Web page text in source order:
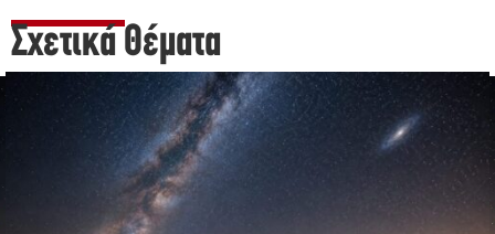
Σχετικά Θέματα